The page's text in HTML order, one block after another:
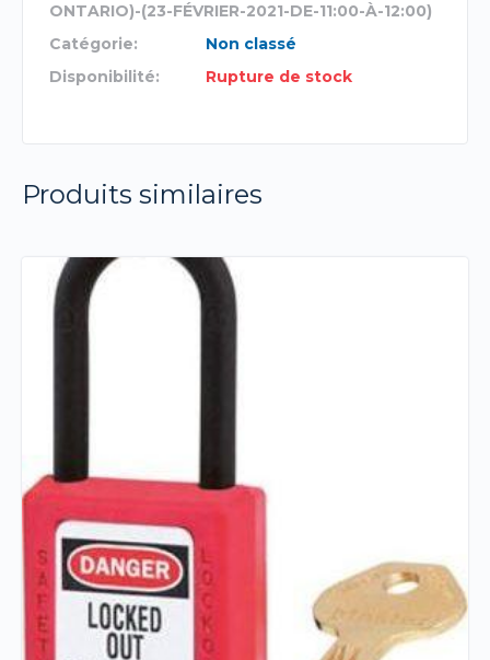
ONTARIO)-(23-FÉVRIER-2021-DE-11:00-À-12:00)
Catégorie:
Non classé
Disponibilité:
Rupture de stock
Produits similaires